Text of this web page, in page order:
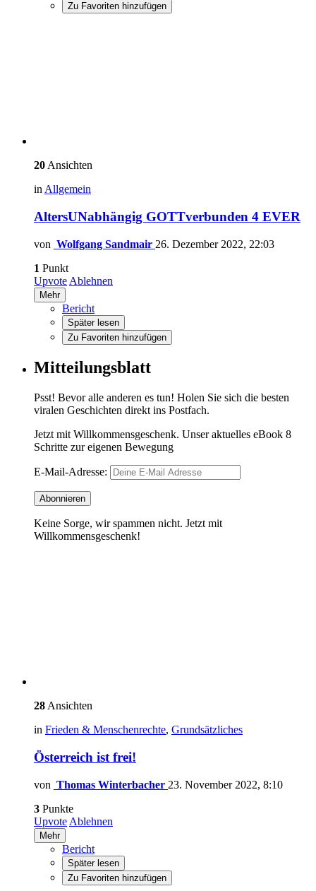
Zu Favoriten hinzufügen
20 Ansichten
in Allgemein
AltersUNabhängig GOTTverbunden 4 EVER
von Wolfgang Sandmair 26. Dezember 2022, 22:03
1 Punkt
Upvote Ablehnen
Mehr
Bericht
Später lesen
Zu Favoriten hinzufügen
Mitteilungsblatt
Psst! Bevor alle anderen es tun! Holen Sie sich die besten
viralen Geschichten direkt ins Postfach.
Jetzt mit Willkommensgeschenk. Unser aktuelles eBook 8
Schritte zur eigenen Bewegung
E-Mail-Adresse:
Keine Sorge, wir spammen nicht. Jetzt mit
Willkommensgeschenk!
28 Ansichten
in Frieden & Menschenrechte, Grundsätzliches
Österreich ist frei!
von Thomas Winterbacher 23. November 2022, 8:10
3 Punkte
Upvote Ablehnen
Mehr
Bericht
Später lesen
Zu Favoriten hinzufügen